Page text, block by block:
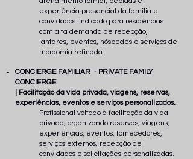
experiência presencial da família e
convidados. Indicado para residências
com alta demanda de recepção,
jantares, eventos, hóspedes e serviços de
mordomia refinada.
CONCIERGE FAMILIAR - PRIVATE FAMILY
CONCIERGE
| Facilitação da vida privada, viagens, reservas,
experiências, eventos e serviços personalizados.
Profissional voltado à facilitação da vida
privada, organizando reservas, viagens,
experiências, eventos, fornecedores,
serviços externos, recepção de
convidados e solicitações personalizadas.